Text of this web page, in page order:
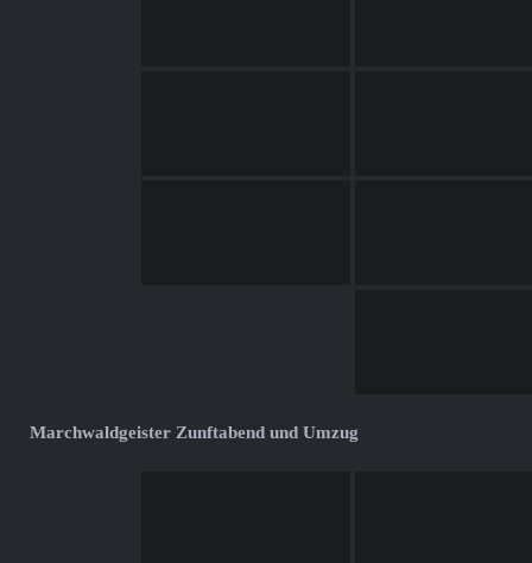
Marchwaldgeister Zunftabend und Umzug